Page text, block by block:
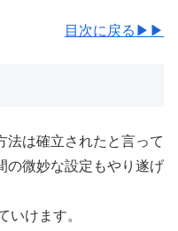
目次に戻る▶▶
法は確立されたと言って
の微妙な設定もやり遂げ
いけます。